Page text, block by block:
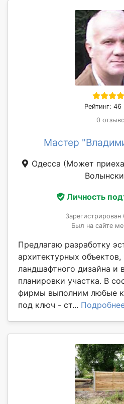
Рейтинг: 46
0
Мастер
Одесса (Может
Личность
Зарегистрирован
Был на сайте
Предлагаю разработку
архитектурных объектов,
ландшафтного дизайна и
планировки участка. В
фирмы выполним любые
под ключ - ст...